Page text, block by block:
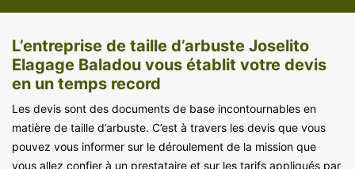
L’entreprise de taille d’arbuste Joselito
Elagage Baladou vous établit votre devis
en un temps record
Les devis sont des documents de base incontournables en
matière de taille d’arbuste. C’est à travers les devis que vous
pouvez vous informer sur le déroulement de la mission que
vous allez confier à un prestataire et sur les tarifs appliqués par